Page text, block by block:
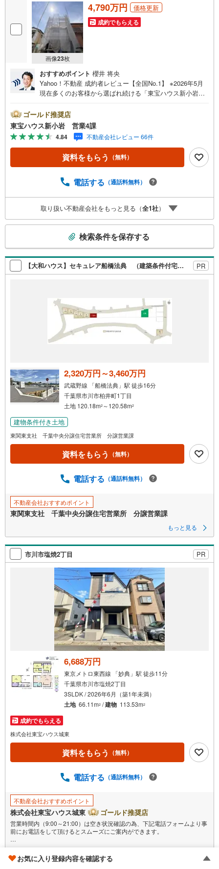
画像23枚
4,790万円 価格更新
成約でもらえる
おすすめポイント 櫻井 将央
Yahoo！不動産 成約者レビュー【全国No.1】 ※2026年5月
現在多くのお客様から選ばれ続ける「東宝ハウス新小岩」
見学OK■営業時間内（9:00～20:00）はお電話でのご連絡が
スムーズです。ご自宅への送迎・最寄駅でのお待ち合わせ
等、お気軽にご相談ください。 選ばれる3つの「圧倒的メ
リット」 （1）【業界最低水準の提携住宅ローン】「他社
で断られた」「借入がある」方も独自審査で多数承認！優
遇金利と各種手数料0円でお得に。（2）【未来カレンダー
ュレーション。「月々いくらなら安心か」をプロが明確に
はありません。専属FPがお引渡し後も一生涯お守りしま
す。 Yahoo！不動産キャンペーン対象店舗 当店でのご成約
でPayPayボーナスがもらえるキャンペーン対象です！※必
ゴールド推奨店
東宝ハウス新小岩 営業4課
4.84 不動産会社レビュー 66件
資料をもらう （無料）
電話する （通話料無料）
取り扱い不動産会社をもっと見る（全1社）
検
索
条
る
・
件
マ
イ
ペ
ジ
存
す
検索条件を保存する
【大和ハウス】セキュレア船橋法典 （建築条件付宅地分譲） PR
2,320万円～3,460万円
武蔵野線 「船橋法典」駅 徒歩16分
千葉県市川市柏井町1丁目
土地 120.18m2 ～120.58m2
建物条件付き土地
東関東支社 千葉中央分譲住宅営業所 分譲営業課
資料をもらう （無料）
電話する （通話料無料）
不動産会社おすすめポイント
東関東支社 千葉中央分譲住宅営業所 分譲営業課
もっと見る
市川市塩焼2丁目 PR
6,688万円
東京メトロ東西線 「妙典」駅 徒歩11分
千葉県市川市塩焼2丁目
3SLDK / 2026年6月（築1年未満）
土地 66.11m2 /建物 113.53m2
成約でもらえる
株式会社東宝ハウス城東
資料をもらう （無料）
電話する （通話料無料）
不動産会社おすすめポイント
株式会社東宝ハウス城東 ゴールド推奨店
営業時間内（9:00～21:00）は空き状況確認の為、下記電話フォームより事
前にお電話をして頂けるとスムーズにご案内ができます。
▽TOHO HOUSE CLUB
▽現時点の未来カレンダーの作成
▽ご購入後もお客様の人生のパートナーとして暮らしの「安心」を守り続
もっと見る
お気に入り登録内容を確認する